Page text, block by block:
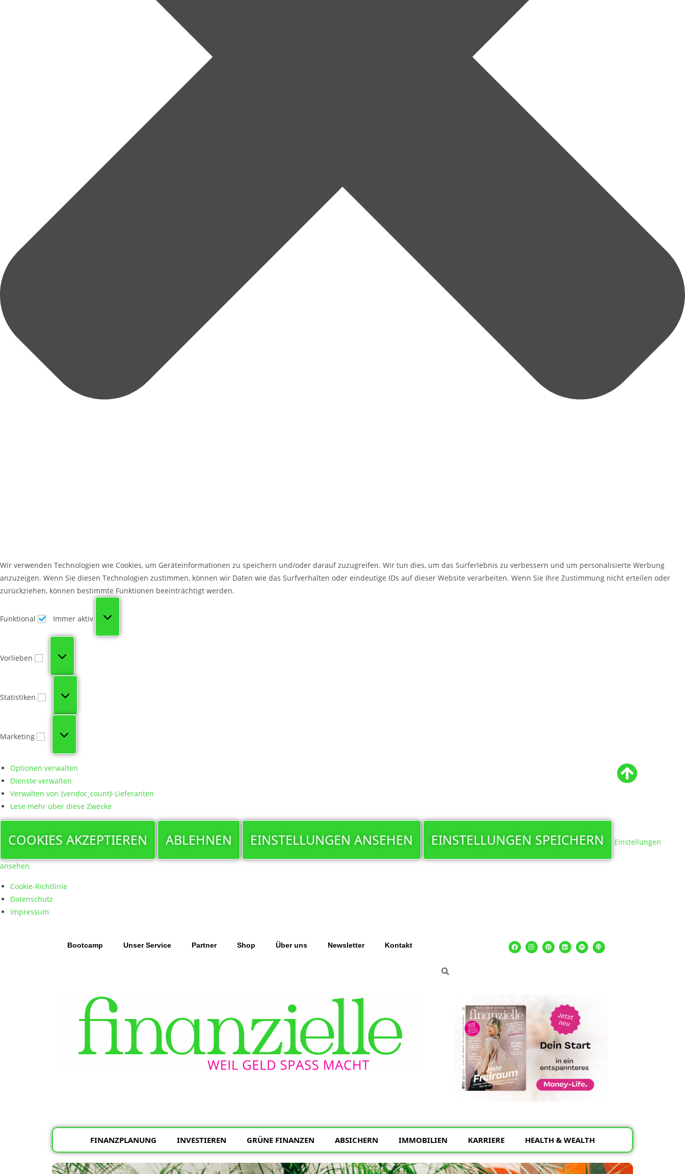
Wir verwenden Technologien wie Cookies, um Geräteinformationen zu speichern und/oder darauf zuzugreifen. Wir tun dies, um das Surferlebnis zu verbessern und um personalisierte Werbung
anzuzeigen. Wenn Sie diesen Technologien zustimmen, können wir Daten wie das Surfverhalten oder eindeutige IDs auf dieser Website verarbeiten. Wenn Sie Ihre Zustimmung nicht erteilen oder
zurückziehen, können bestimmte Funktionen beeinträchtigt werden.
Funktional Immer aktiv
Vorlieben
Statistiken
Marketing
Optionen verwalten
Dienste verwalten
Verwalten von {vendor_count}-Lieferanten
Lese mehr über diese Zwecke
COOKIES AKZEPTIEREN ABLEHNEN EINSTELLUNGEN ANSEHEN EINSTELLUNGEN SPEICHERN Einstellungen
ansehen
Cookie-Richtlinie
Datenschutz
Impressum
Zum
Bootcamp Unser Service Partner Shop Über uns Newsletter Kontakt
FINANZPLANUNG INVESTIEREN GRÜNE FINANZEN ABSICHERN IMMOBILIEN KARRIERE HEALTH & WEALTH